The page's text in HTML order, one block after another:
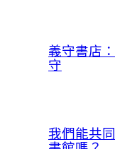
義守書店
守
我們能共